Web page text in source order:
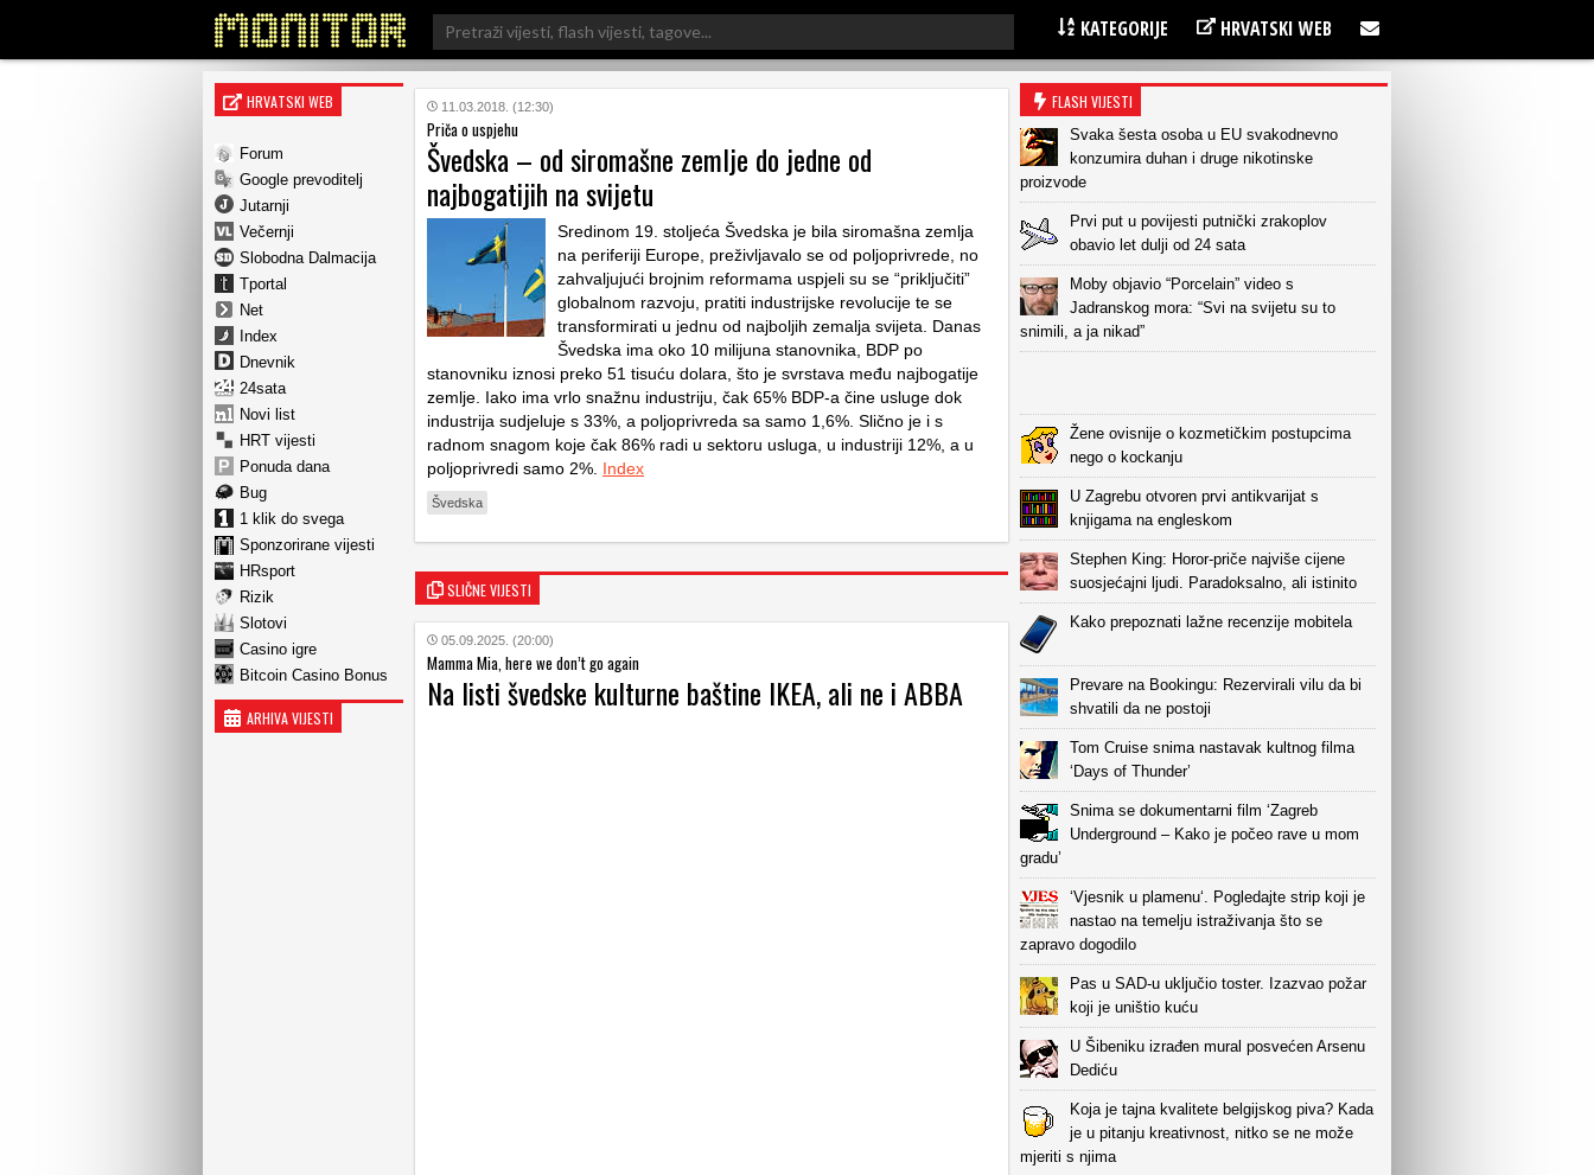
Search
for:
KATEGORIJE HRVATSKI WEB
HRVATSKI WEB
Forum
Google prevoditelj
Jutarnji
Večernji
Slobodna Dalmacija
Tportal
Net
Index
Dnevnik
24sata
Novi list
HRT vijesti
Ponuda dana
Bug
1 klik do svega
Sponzorirane vijesti
HRsport
Rizik
Slotovi
Casino igre
Bitcoin Casino Bonus
ARHIVA VIJESTI
11.03.2018. (12:30)
Priča o uspjehu
Švedska – od siromašne zemlje do jedne od
najbogatijih na svijetu
Sredinom 19. stoljeća Švedska je bila siromašna zemlja
na periferiji Europe, preživljavalo se od poljoprivrede, no
zahvaljujući brojnim reformama uspjeli su se “priključiti”
globalnom razvoju, pratiti industrijske revolucije te se
transformirati u jednu od najboljih zemalja svijeta. Danas
Švedska ima oko 10 milijuna stanovnika, BDP po
stanovniku iznosi preko 51 tisuću dolara, što je svrstava među najbogatije
zemlje. Iako ima vrlo snažnu industriju, čak 65% BDP-a čine usluge dok
industrija sudjeluje s 33%, a poljoprivreda sa samo 1,6%. Slično je i s
radnom snagom koje čak 86% radi u sektoru usluga, u industriji 12%, a u
poljoprivredi samo 2%. Index
Švedska
SLIČNE VIJESTI
05.09.2025. (20:00)
Mamma Mia, here we don’t go again
Na listi švedske kulturne baštine IKEA, ali ne i ABBA
FLASH VIJESTI
Svaka šesta osoba u EU svakodnevno
konzumira duhan i druge nikotinske
proizvode
Prvi put u povijesti putnički zrakoplov
obavio let dulji od 24 sata
Moby objavio “Porcelain” video s
Jadranskog mora: “Svi na svijetu su to
snimili, a ja nikad”
Žene ovisnije o kozmetičkim postupcima
nego o kockanju
U Zagrebu otvoren prvi antikvarijat s
knjigama na engleskom
Stephen King: Horor-priče najviše cijene
suosjećajni ljudi. Paradoksalno, ali istinito
Kako prepoznati lažne recenzije mobitela
Prevare na Bookingu: Rezervirali vilu da bi
shvatili da ne postoji
Tom Cruise snima nastavak kultnog filma
‘Days of Thunder’
Snima se dokumentarni film ‘Zagreb
Underground – Kako je počeo rave u mom
gradu’
‘Vjesnik u plamenu‘. Pogledajte strip koji je
nastao na temelju istraživanja što se
zapravo dogodilo
Pas u SAD-u uključio toster. Izazvao požar
koji je uništio kuću
U Šibeniku izrađen mural posvećen Arsenu
Dediću
Koja je tajna kvalitete belgijskog piva? Kada
je u pitanju kreativnost, nitko se ne može
mjeriti s njima